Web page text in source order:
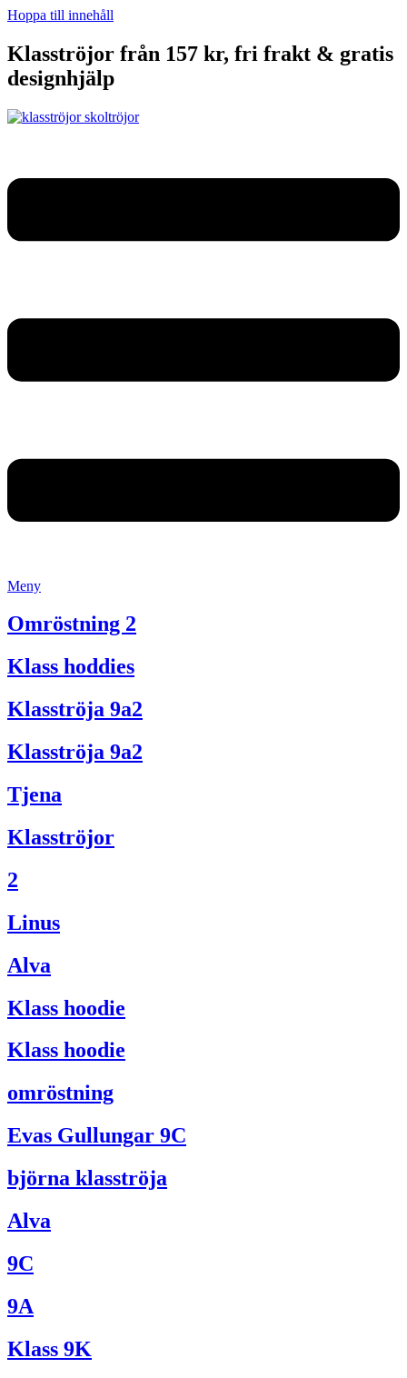
Hoppa till innehåll
Klasströjor från 157 kr, fri frakt & gratis
designhjälp
Meny
Omröstning 2
Klass hoddies
Klasströja 9a2
Klasströja 9a2
Tjena
Klasströjor
2
Linus
Alva
Klass hoodie
Klass hoodie
omröstning
Evas Gullungar 9C
björna klasströja
Alva
9C
9A
Klass 9K